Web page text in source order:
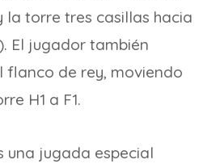
la torre tres casillas hacia
El jugador también
flanco de rey, moviendo
H1 a F1.
una jugada especial